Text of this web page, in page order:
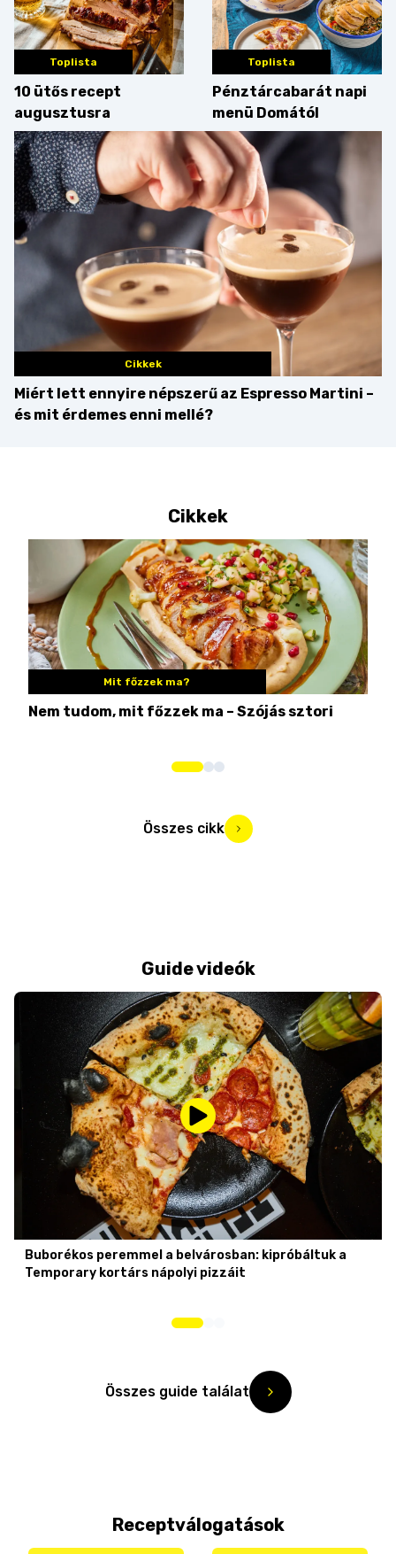
Toplista
10 ütős recept
augusztusra
Toplista
Pénztárcabarát napi
menü Domától
Cikkek
Miért lett ennyire népszerű az Espresso Martini –
és mit érdemes enni mellé?
Cikkek
Mit főzzek ma?
Nem tudom, mit főzzek ma – Szójás sztori
Összes cikk
Guide videók
Buborékos peremmel a belvárosban: kipróbáltuk a
Temporary kortárs nápolyi pizzáit
Összes guide találat
Receptválogatások